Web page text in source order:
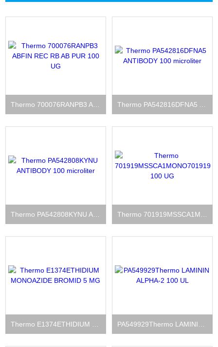
Thermo 700076RANPB3 ABFIN REC RB AB PUR 100 UG
Thermo PA542808KYNU ANTIBODY 100 microliter